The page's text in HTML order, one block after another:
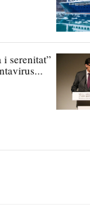
serenitat”